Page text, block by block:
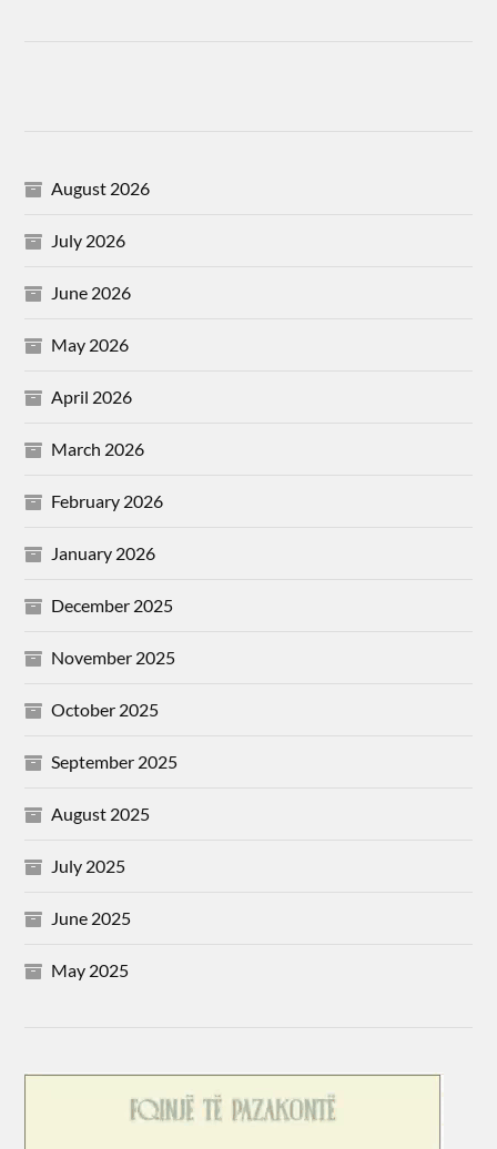
August 2026
July 2026
June 2026
May 2026
April 2026
March 2026
February 2026
January 2026
December 2025
November 2025
October 2025
September 2025
August 2025
July 2025
June 2025
May 2025